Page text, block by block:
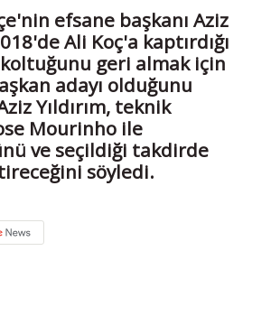
efsane başkanı Aziz
Ali Koç'a kaptırdığı
koltuğunu geri almak için
adayı olduğunu
Yıldırım, teknik
Mourinho ile
ve seçildiği takdirde
söyledi.